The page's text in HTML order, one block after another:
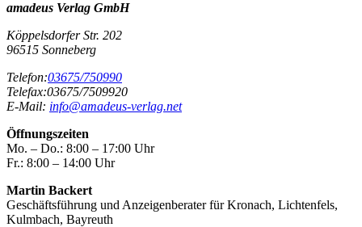
amadeus Verlag GmbH
Köppelsdorfer Str. 202
96515 Sonneberg
Telefon:03675/750990
Telefax:03675/7509920
E-Mail: info@amadeus-verlag.net
Öffnungszeiten
Mo. – Do.: 8:00 – 17:00 Uhr
Fr.: 8:00 – 14:00 Uhr
Martin Backert
Geschäftsführung und Anzeigenberater für Kronach, Lichtenfels,
Kulmbach, Bayreuth